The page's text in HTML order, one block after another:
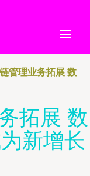
管理业务拓展 数
拓展 数
新增长